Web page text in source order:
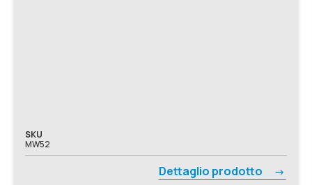
SKU
MW52
Dettaglio prodotto